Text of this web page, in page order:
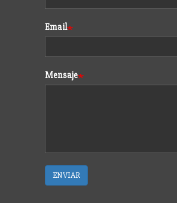
Email
Mensaje
ENVIAR